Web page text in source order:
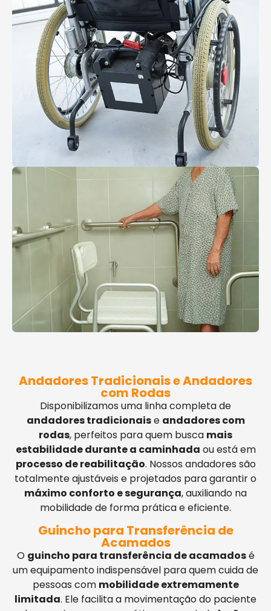
Andadores Tradicionais e Andadores
com Rodas
Disponibilizamos uma linha completa de
andadores tradicionaise andadores com
rodas, perfeitos para quem busca mais
estabilidade durante a caminhada ou está em
processo de reabilitação. Nossos andadores são
totalmente ajustáveis e projetados para garantir o
máximo conforto e segurança, auxiliando na
mobilidade de forma prática e eficiente.
Guincho para Transferência de
Acamados
O guincho para transferência de acamadosé
um equipamento indispensável para quem cuida de
pessoas com mobilidade extremamente
limitada. Ele facilita a movimentação do paciente